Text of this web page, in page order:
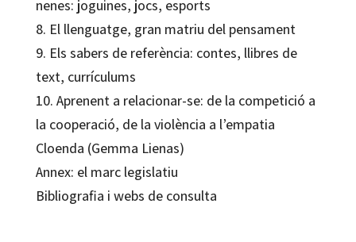
nenes: joguines, jocs, esports
8. El llenguatge, gran matriu del pensament
9. Els sabers de referència: contes, llibres de
text, currículums
10. Aprenent a relacionar-se: de la competició a
la cooperació, de la violència a l’empatia
Cloenda (Gemma Lienas)
Annex: el marc legislatiu
Bibliografia i webs de consulta